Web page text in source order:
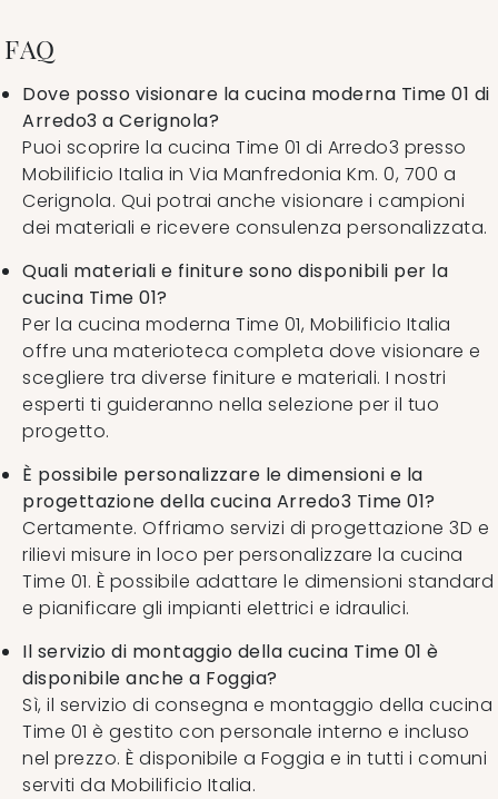
FAQ
Dove posso visionare la cucina moderna Time 01 di
Arredo3 a Cerignola?
Puoi scoprire la cucina Time 01 di Arredo3 presso
Mobilificio Italia in Via Manfredonia Km. 0, 700 a
Cerignola. Qui potrai anche visionare i campioni
dei materiali e ricevere consulenza personalizzata.
Quali materiali e finiture sono disponibili per la
cucina Time 01?
Per la cucina moderna Time 01, Mobilificio Italia
offre una materioteca completa dove visionare e
scegliere tra diverse finiture e materiali. I nostri
esperti ti guideranno nella selezione per il tuo
progetto.
È possibile personalizzare le dimensioni e la
progettazione della cucina Arredo3 Time 01?
Certamente. Offriamo servizi di progettazione 3D e
rilievi misure in loco per personalizzare la cucina
Time 01. È possibile adattare le dimensioni standard
e pianificare gli impianti elettrici e idraulici.
Il servizio di montaggio della cucina Time 01 è
disponibile anche a Foggia?
Sì, il servizio di consegna e montaggio della cucina
Time 01 è gestito con personale interno e incluso
nel prezzo. È disponibile a Foggia e in tutti i comuni
serviti da Mobilificio Italia.